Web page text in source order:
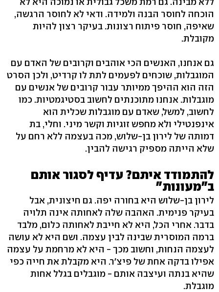
הוכחה לחוסר הבנה ולמידה. ודאי לא לחוסר הרגשה,
שאיפה, חוסר פיתוח רצונות. בעיקר רצון להיות
מקובלת.
גם אנחנו, האנשים הכי אוהבים וקרובים של האדם עם
המוגבלות, שוכחים לפעמים לתת לו קרדיט, ולכן הסרט
הזה הוא ההיפך ממיותר עבור קרובים של אנשים עם
מוגבלות. אנחנו מתוכנתים לחשוב בסטיגמטיות. כמו
לחשוב, למשל, שאדם עם מוגבלות שכלית הוא
אינפנטילי ולא מחפש זוגיות וקשר מיני. וחלי, בת
דמותה של לירון בן-שלוש, מכה בעצמה ללא רחם על
שלא הייתה מספיק רגישה להבין.
להתמודד איתם? עדיף לסגור אותם
ב"מעונות"
לירון בן-שלוש היא בחורה יפה. גם חיצונית, אבל
בעיקר פנימית. האהבה שלה לאחותה אינה תלויה
בדבר. אחרי הכל, היא לא חייבת לאחותה כלום, מלבד
ברמה המוסרית שבינה לבין עצמה. ושם היא לא עושה
לעצמה הנחות, וחשוב מכך - היא לא מרחמת על עצמה
אפילו בדקה אחת של פיצ'ר. היא מקבלת את חייה כפי
שהיא בנתה ועיצבה אותם - מוגבלים בגלל אחות
מוגבלת.